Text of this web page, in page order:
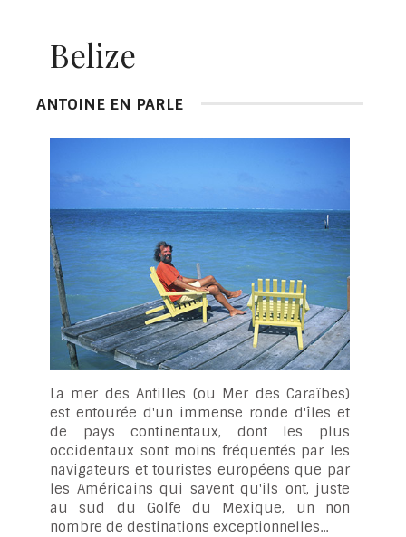
Belize
ANTOINE EN PARLE
La mer des Antilles (ou Mer des Caraïbes)
est entourée d'un immense ronde d'îles et
de pays continentaux, dont les plus
occidentaux sont moins fréquentés par les
navigateurs et touristes européens que par
les Américains qui savent qu'ils ont, juste
au sud du Golfe du Mexique, un non
nombre de destinations exceptionnelles...